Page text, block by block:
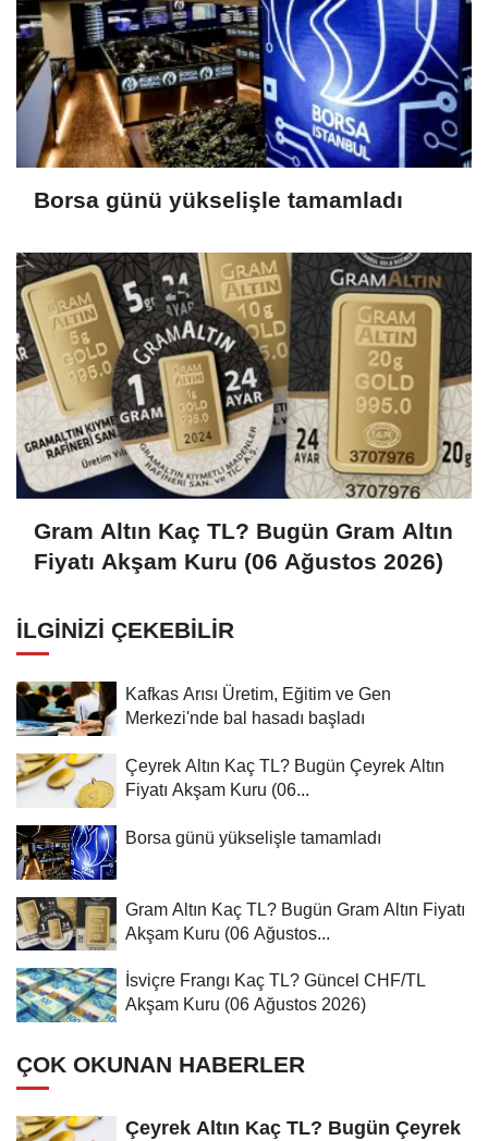
Borsa günü yükselişle tamamladı
Gram Altın Kaç TL? Bugün Gram Altın
Fiyatı Akşam Kuru (06 Ağustos 2026)
İLGINIZI ÇEKEBILIR
Kafkas Arısı Üretim, Eğitim ve Gen
Merkezi'nde bal hasadı başladı
Çeyrek Altın Kaç TL? Bugün Çeyrek Altın
Fiyatı Akşam Kuru (06...
Borsa günü yükselişle tamamladı
Gram Altın Kaç TL? Bugün Gram Altın Fiyatı
Akşam Kuru (06 Ağustos...
İsviçre Frangı Kaç TL? Güncel CHF/TL
Akşam Kuru (06 Ağustos 2026)
ÇOK OKUNAN HABERLER
Çeyrek Altın Kaç TL? Bugün Çeyrek